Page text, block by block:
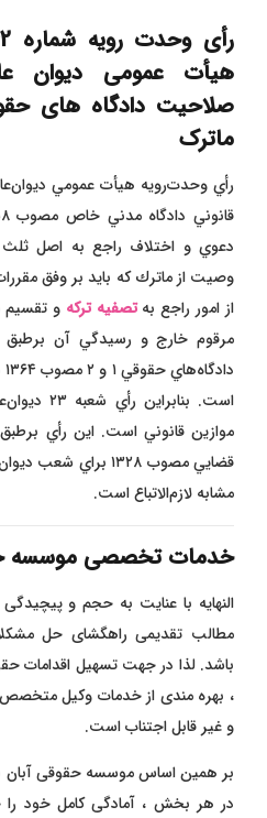
هیأت عمومی دیوان
صلاحیت دادگاه های
ماترک
دعوي و اختلاف راجع به اصل
و‌صيت از ماترك كه بايد بر و‌فق
از امور راجع بهتصفيه ترکه و تقسيم
است.
موازين قانوني است. اين رأي
قضايي مصوب ۱۳۲۸ براي
مشابه لازم‌الاتباع است.
خدمات تخصصی موسسه
النهایه با عنایت به حجم و
مطالب تقدیمی راهگشای حل
باشد. لذا در جهت تسهیل اقدامات
، بهره مندی از خدمات وکیل
و غیر قابل اجتناب است.
بر همین اساس موسسه حقوقی آبان
در هر بخش ، آمادگی کامل خود